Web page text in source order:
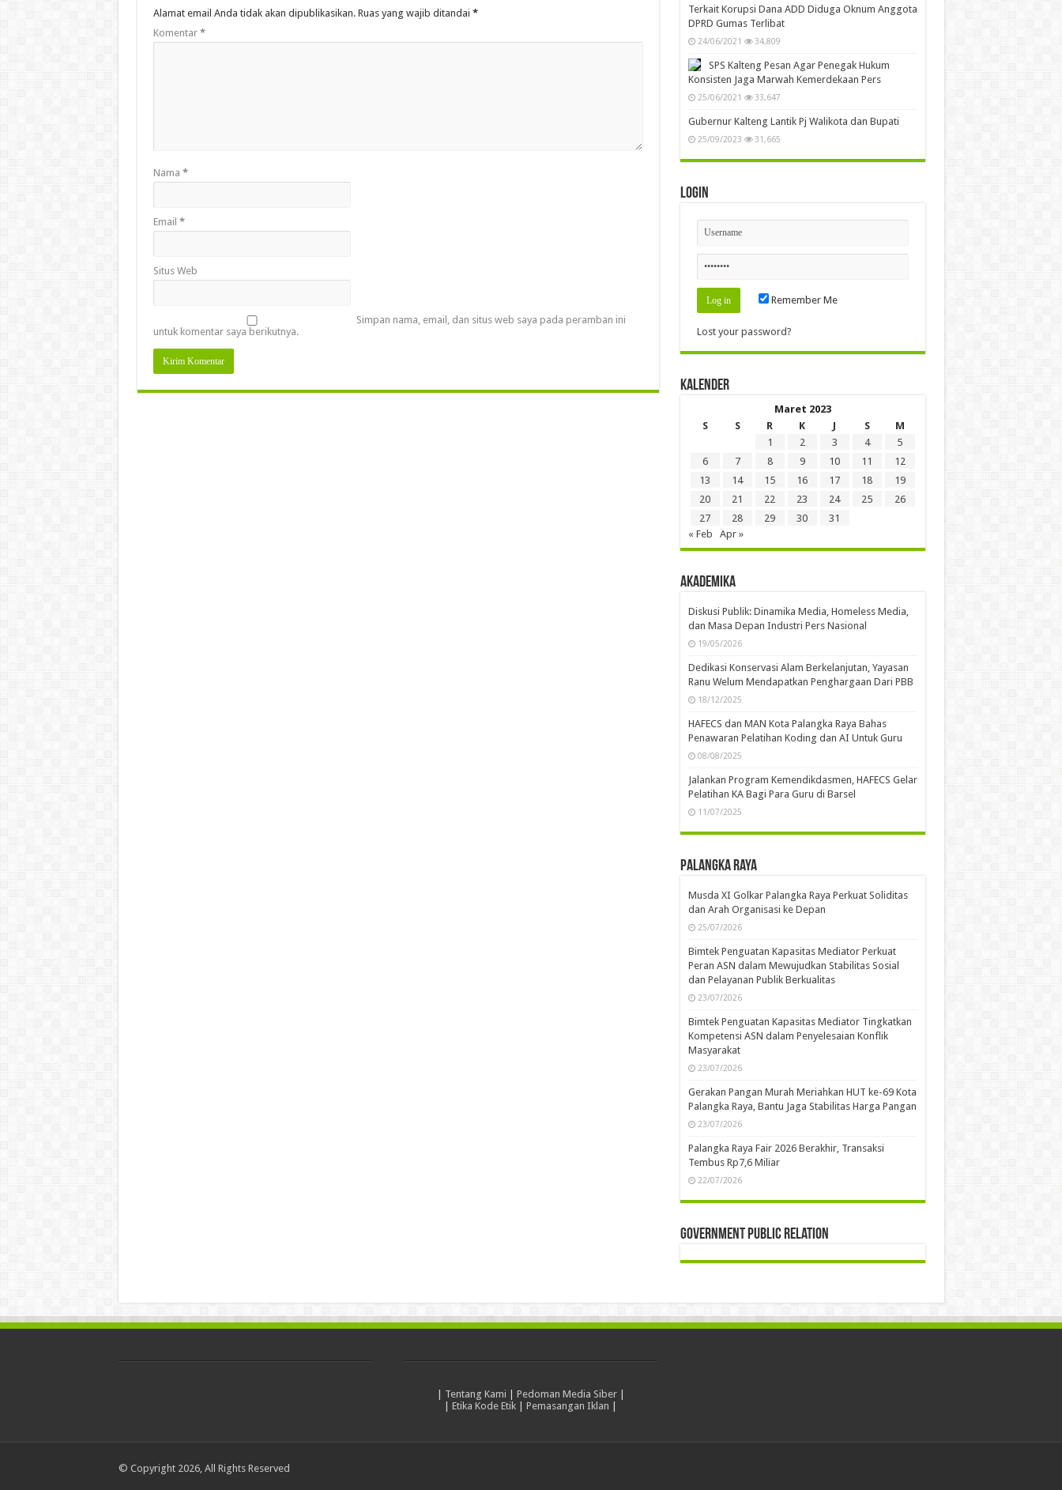
Alamat email Anda tidak akan dipublikasikan. Ruas yang wajib ditandai *
Komentar *
Nama *
Email *
Situs Web
Simpan nama, email, dan situs web saya pada peramban ini
untuk komentar saya berikutnya.
Terkait Korupsi Dana ADD Diduga Oknum Anggota
DPRD Gumas Terlibat
24/06/2021 34,809
SPS Kalteng Pesan Agar Penegak Hukum
Konsisten Jaga Marwah Kemerdekaan Pers
25/06/2021 33,647
Gubernur Kalteng Lantik Pj Walikota dan Bupati
25/09/2023 31,665
Login
Remember Me
Lost your password?
Kalender
Maret 2023
S
S R K J S
M
1
2 3 4
5
6
7 8 9 10 11
12
13
14 15 16 17 18
19
20
21 22 23 24 25
26
27
28 29 30
31
« Feb
Apr »
Akademika
Diskusi Publik: Dinamika Media, Homeless Media,
dan Masa Depan Industri Pers Nasional
19/05/2026
Dedikasi Konservasi Alam Berkelanjutan, Yayasan
Ranu Welum Mendapatkan Penghargaan Dari PBB
18/12/2025
HAFECS dan MAN Kota Palangka Raya Bahas
Penawaran Pelatihan Koding dan AI Untuk Guru
08/08/2025
Jalankan Program Kemendikdasmen, HAFECS Gelar
Pelatihan KA Bagi Para Guru di Barsel
11/07/2025
Palangka Raya
Musda XI Golkar Palangka Raya Perkuat Soliditas
dan Arah Organisasi ke Depan
25/07/2026
Bimtek Penguatan Kapasitas Mediator Perkuat
Peran ASN dalam Mewujudkan Stabilitas Sosial
dan Pelayanan Publik Berkualitas
23/07/2026
Bimtek Penguatan Kapasitas Mediator Tingkatkan
Kompetensi ASN dalam Penyelesaian Konflik
Masyarakat
23/07/2026
Gerakan Pangan Murah Meriahkan HUT ke-69 Kota
Palangka Raya, Bantu Jaga Stabilitas Harga Pangan
23/07/2026
Palangka Raya Fair 2026 Berakhir, Transaksi
Tembus Rp7,6 Miliar
22/07/2026
Government Public Relation
| Tentang Kami | Pedoman Media Siber|
|Etika Kode Etik |Pemasangan Iklan |
© Copyright 2026, All Rights Reserved